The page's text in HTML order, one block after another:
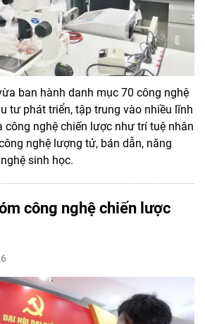
ban hành danh mục 70 công nghệ
tư phát triển, tập trung vào nhiều lĩnh
công nghệ chiến lược như trí tuệ nhân
nghệ lượng tử, bán dẫn, năng
sinh học.
công nghệ chiến lược